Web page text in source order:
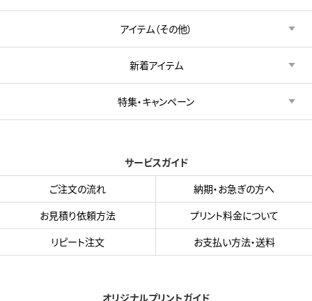
アイテム（その他）
新着アイテム
特集・キャンペーン
サービスガイド
ご注文の流れ
納期・お急ぎの方へ
お見積り依頼方法
プリント料金について
リピート注文
お支払い方法・送料
オリジナルプリントガイド